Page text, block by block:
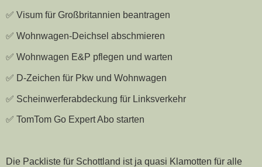
✅ Visum für Großbritannien beantragen
✅ Wohnwagen-Deichsel abschmieren
✅ Wohnwagen E&P pflegen und warten
✅ D-Zeichen für Pkw und Wohnwagen
✅ Scheinwerferabdeckung für Linksverkehr
✅ TomTom Go Expert Abo starten
Die Packliste für Schottland ist ja quasi Klamotten für alle